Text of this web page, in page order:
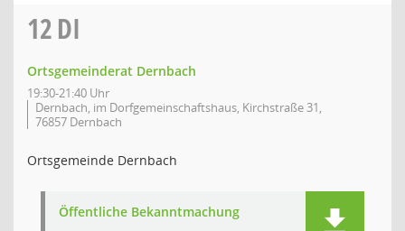
12DI
Ortsgemeinderat Dernbach
19:30-21:40 Uhr
Dernbach, im Dorfgemeinschaftshaus, Kirchstraße 31,
76857 Dernbach
Ortsgemeinde Dernbach
Öffentliche Bekanntmachung